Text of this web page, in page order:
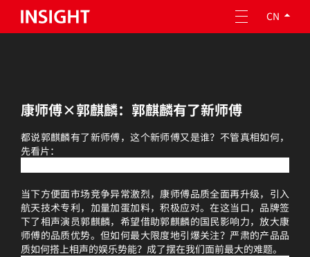
CN
专业服务
企业责任
人才成长
投资者关系
康师傅×郭麒麟：郭麒麟有了新师傅
都说郭麒麟有了新师傅，这个新师傅又是谁？不管真相如何，
先看片：
当下方便面市场竞争异常激烈，康师傅品质全面再升级，引入
航天技术专利，加量加蛋加料，积极应对。在这当口，品牌签
下了相声演员郭麒麟，希望借助郭麒麟的国民影响力，放大康
师傅的品质优势。但如何最大限度地引爆关注？严肃的产品品
质如何搭上相声的娱乐势能？成了摆在我们面前最大的难题。